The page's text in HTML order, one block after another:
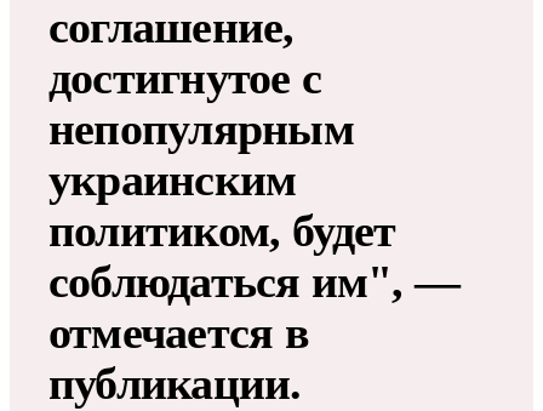
соглашение,
достигнутое с
непопулярным
украинским
политиком, будет
соблюдаться им", —
отмечается в
публикации.